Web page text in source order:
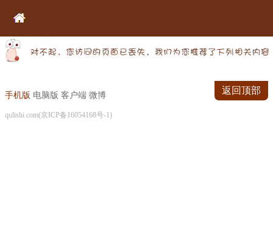
手机版 电脑版 客户端 微博
qulishi.com(京ICP备16054168号-1)
返回顶部